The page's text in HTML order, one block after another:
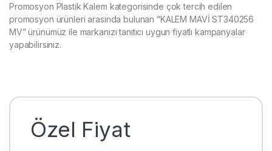
Promosyon Plastik Kalem kategorisinde çok tercih edilen
promosyon ürünleri arasında bulunan “KALEM MAVİ ST340256
MV” ürünümüz ile markanızı tanıtıcı uygun fiyatlı kampanyalar
yapabilirsiniz.
Özel Fiyat